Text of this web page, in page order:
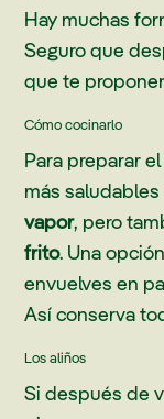
Hay muchas
Seguro que
que te
Cómo cocinarlo
Para preparar
más saludables
vapor, pero
frito. Una
envuelves en
Así conserva
Los aliños
Si después de